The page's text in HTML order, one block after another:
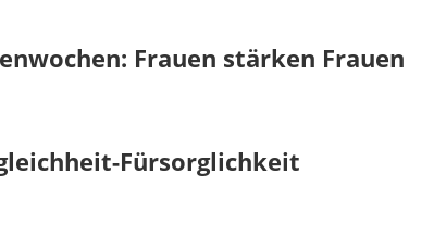
Frauen stärken Frauen
Fürsorglichkeit